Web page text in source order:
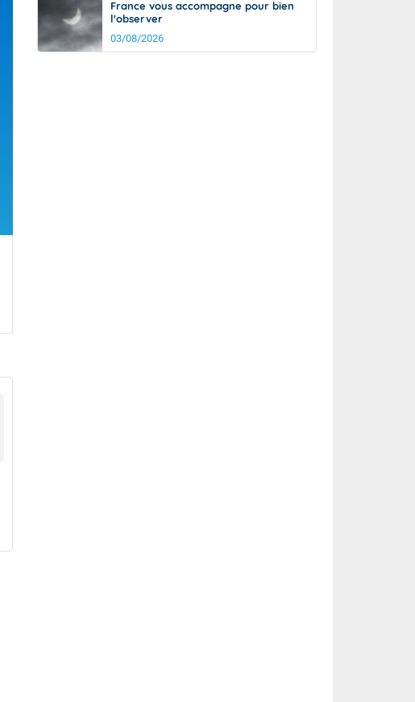
France vous accompagne pour bien
l'observer
03/08/2026